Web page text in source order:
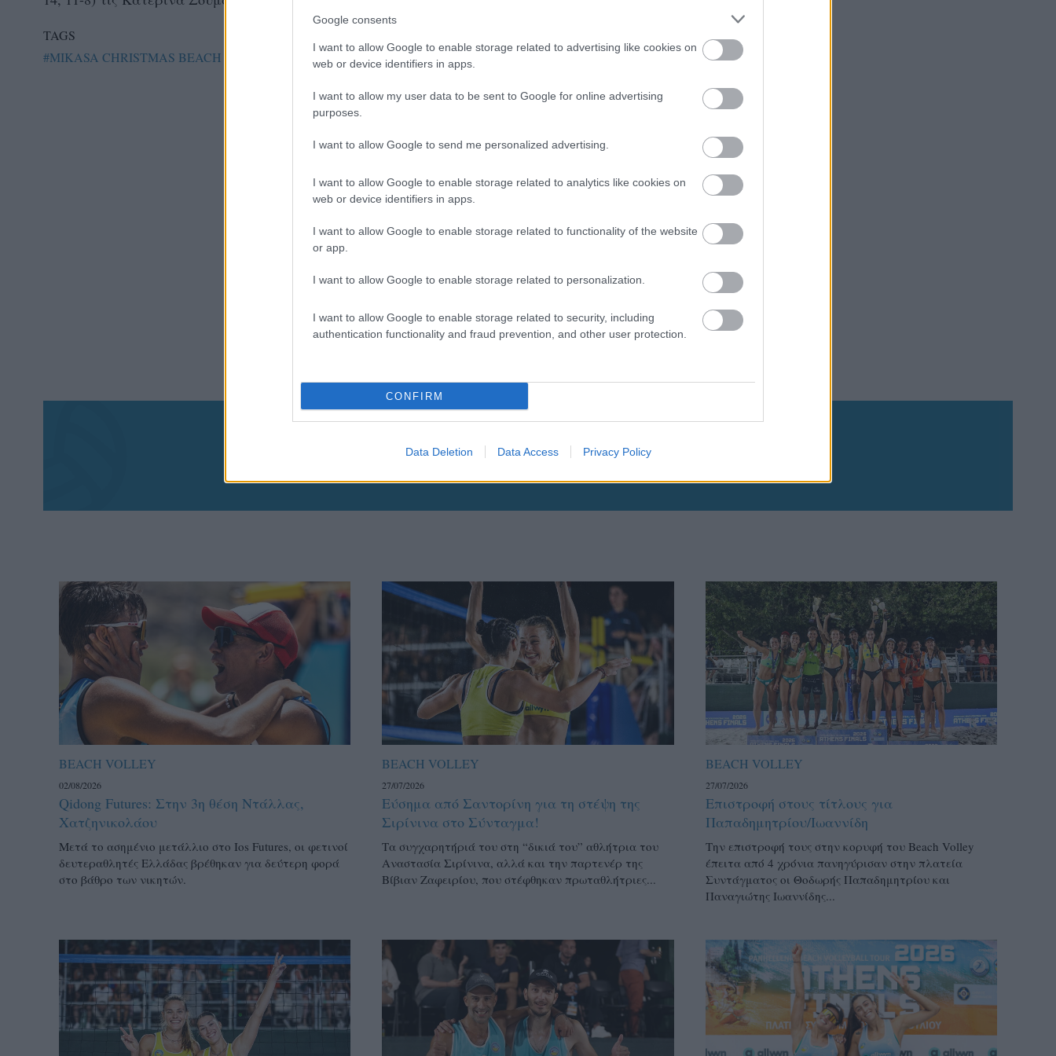
Google consents
I want to allow Google to enable storage related to advertising like cookies on
web or device identifiers in apps.
I want to allow my user data to be sent to Google for online advertising
purposes.
I want to allow Google to send me personalized advertising.
I want to allow Google to enable storage related to analytics like cookies on
web or device identifiers in apps.
I want to allow Google to enable storage related to functionality of the website
or app.
I want to allow Google to enable storage related to personalization.
I want to allow Google to enable storage related to security, including
authentication functionality and fraud prevention, and other user protection.
CONFIRM
Data Deletion Data Access Privacy Policy
TAGS
#MIKASA CHRISTMAS BEACH VOLLEY TOURNAMENT
#ΤΡΙΑΝΤΑΦΥΛΛΙΔΗΣ
παντού…
BEACH VOLLEY
02/08/2026
Qidong Futures: Στην 3η θέση Ντάλλας,
Χατζηνικολάου
Μετά το ασημένιο μετάλλιο στο Ios Futures, οι φετινοί
δευτεραθλητές Ελλάδας βρέθηκαν για δεύτερη φορά
στο βάθρο των νικητών.
BEACH VOLLEY
27/07/2026
Εύσημα από Σαντορίνη για τη στέψη της
Σιρίνινα στο Σύνταγμα!
Τα συγχαρητήριά του στη “δικιά του” αθλήτρια του
Αναστασία Σιρίνινα, αλλά και την παρτενέρ της
Βίβιαν Ζαφειρίου, που στέφθηκαν πρωταθλήτριες...
BEACH VOLLEY
27/07/2026
Επιστροφή στους τίτλους για
Παπαδημητρίου/Ιωαννίδη
Την επιστροφή τους στην κορυφή του Beach Volley
έπειτα από 4 χρόνια πανηγύρισαν στην πλατεία
Συντάγματος οι Θοδωρής Παπαδημητρίου και
Παναγιώτης Ιωαννίδης...